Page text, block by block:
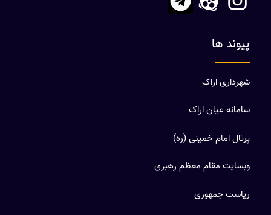
پیوند ها
شهرداری اراک
سامانه عیان اراک
پرتال امام خمینی (ره)
وبسایت مقام معظم رهبری
ریاست جمهوری